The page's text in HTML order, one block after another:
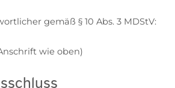
gemäß § 10 Abs. 3 MDStV:
wie oben)